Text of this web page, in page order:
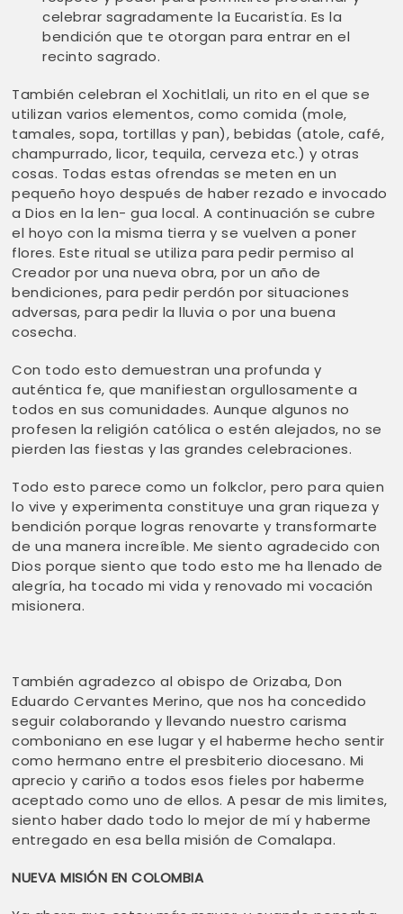
celebrar sagradamente la Eucaristía. Es la
bendición que te otorgan para entrar en el
recinto sagrado.
También celebran el Xochitlali, un rito en el que se
utilizan varios elementos, como comida (mole,
tamales, sopa, tortillas y pan), bebidas (atole, café,
champurrado, licor, tequila, cerveza etc.) y otras
cosas. Todas estas ofrendas se meten en un
pequeño hoyo después de haber rezado e invocado
a Dios en la len- gua local. A continuación se cubre
el hoyo con la misma tierra y se vuelven a poner
flores. Este ritual se utiliza para pedir permiso al
Creador por una nueva obra, por un año de
bendiciones, para pedir perdón por situaciones
adversas, para pedir la lluvia o por una buena
cosecha.
Con todo esto demuestran una profunda y
auténtica fe, que manifiestan orgullosamente a
todos en sus comunidades. Aunque algunos no
profesen la religión católica o estén alejados, no se
pierden las fiestas y las grandes celebraciones.
Todo esto parece como un folkclor, pero para quien
lo vive y experimenta constituye una gran riqueza y
bendición porque logras renovarte y transformarte
de una manera increíble. Me siento agradecido con
Dios porque siento que todo esto me ha llenado de
alegría, ha tocado mi vida y renovado mi vocación
misionera.
También agradezco al obispo de Orizaba, Don
Eduardo Cervantes Merino, que nos ha concedido
seguir colaborando y llevando nuestro carisma
comboniano en ese lugar y el haberme hecho sentir
como hermano entre el presbiterio diocesano. Mi
aprecio y cariño a todos esos fieles por haberme
aceptado como uno de ellos. A pesar de mis limites,
siento haber dado todo lo mejor de mí y haberme
entregado en esa bella misión de Comalapa.
NUEVA MISIÓN EN COLOMBIA